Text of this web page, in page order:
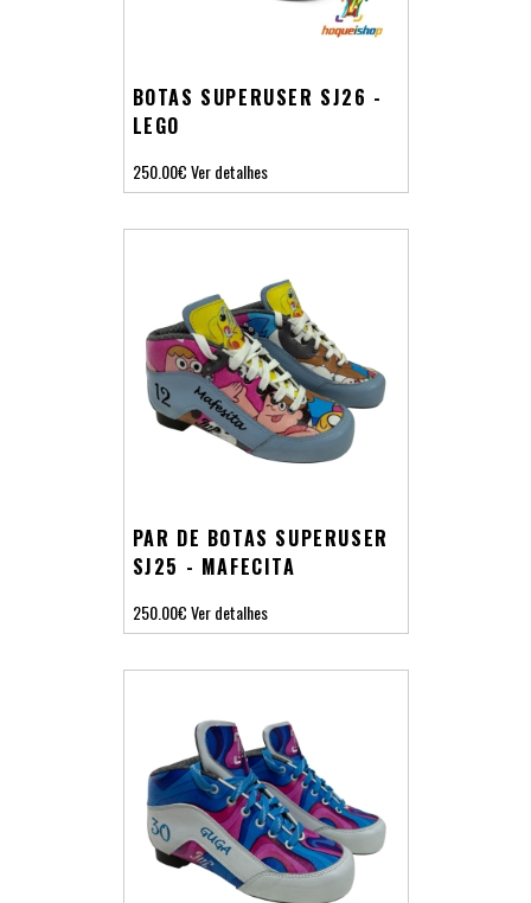
BOTAS SUPERUSER SJ26 -
LEGO
250.00€Ver detalhes
PAR DE BOTAS SUPERUSER
SJ25 - MAFECITA
250.00€Ver detalhes